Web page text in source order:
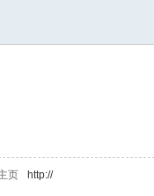
页
http://